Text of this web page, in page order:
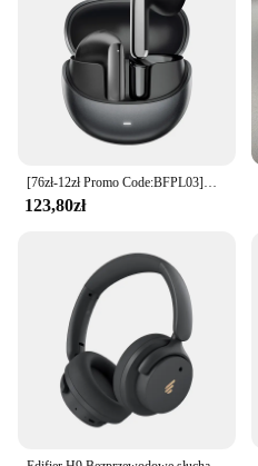
123,80zł